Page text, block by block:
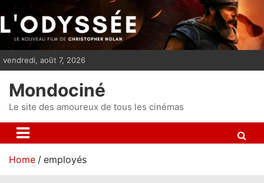
i
p
n
t
vendredi, août 7, 2026
Mondociné
Le site des amoureux de tous les cinémas
Home employés